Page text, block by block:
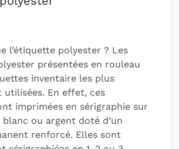
l’étiquette polyester ? Les
présentées en rouleau
inventaire les plus
utilisées. En effet, ces
imprimées en sérigraphie sur
ou argent doté d’un
renforcé. Elles sont